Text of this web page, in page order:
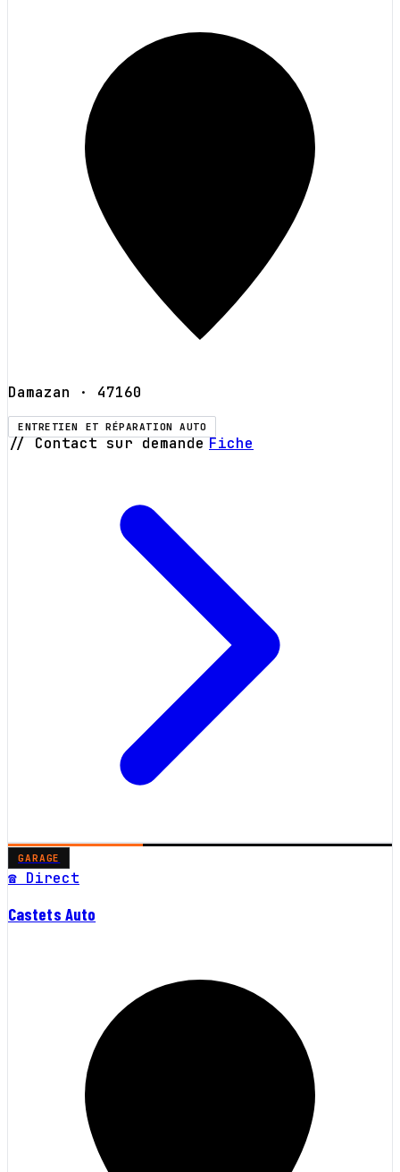
Damazan · 47160
ENTRETIEN ET RÉPARATION AUTO
// Contact sur demande Fiche
GARAGE
☎ Direct
Castets Auto